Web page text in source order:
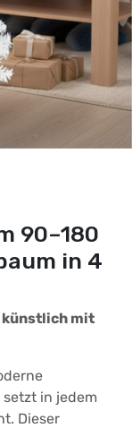
90–180
in 4
künstlich mit
in jedem
Dieser